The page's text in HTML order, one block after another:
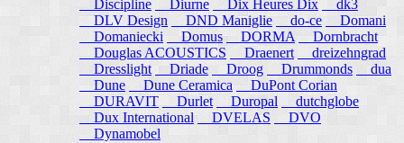
Discipline
Diurne Dix Heures Dix
dk3
DLV Design
DND Maniglie do-ce
Domani
Domaniecki
Domus DORMA
Dornbracht
Douglas ACOUSTICS
Draenert
dreizehngrad
Dresslight Driade Droog Drummonds
dua
Dune
Dune Ceramica
DuPont Corian
DURAVIT
Durlet Duropal
dutchglobe
Dux International
DVELAS
DVO
Dynamobel